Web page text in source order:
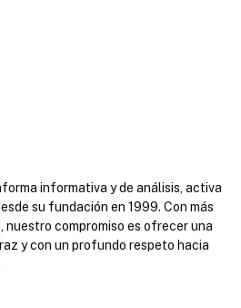
informativa y de análisis, activa
su fundación en 1999. Con más
nuestro compromiso es ofrecer una
y con un profundo respeto hacia